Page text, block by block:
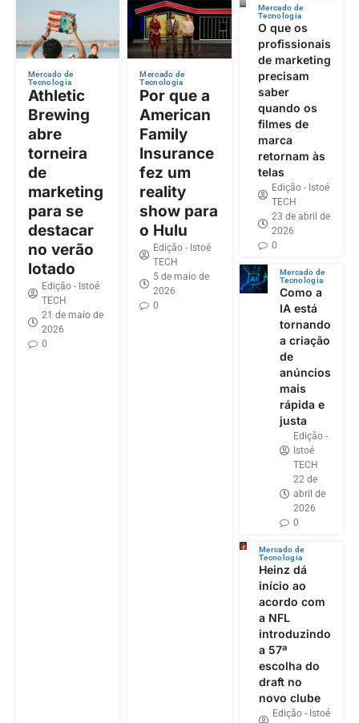
Mercado de
Tecnologia
Athletic
Brewing
abre
torneira
de
marketing
para se
destacar
no verão
lotado
Edição - Istoé
TECH
21 de maio de
2026
0
Mercado de
Tecnologia
Por que a
American
Family
Insurance
fez um
reality
show para
o Hulu
Edição - Istoé
TECH
5 de maio de
2026
0
Mercado de
Tecnologia
O que os
profissionais
de marketing
precisam
saber
quando os
filmes de
marca
retornam às
telas
Edição - Istoé
TECH
23 de abril de
2026
0
Mercado de
Tecnologia
Como a
IA está
tornando
a criação
de
anúncios
mais
rápida e
justa
Edição -
Istoé
TECH
22 de
abril de
2026
0
Mercado de
Tecnologia
Heinz dá
início ao
acordo com
a NFL
introduzindo
a 57ª
escolha do
draft no
novo clube
Edição - Istoé